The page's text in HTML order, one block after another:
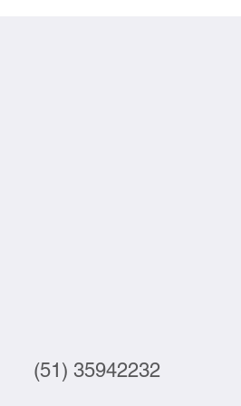
(51) 35942232